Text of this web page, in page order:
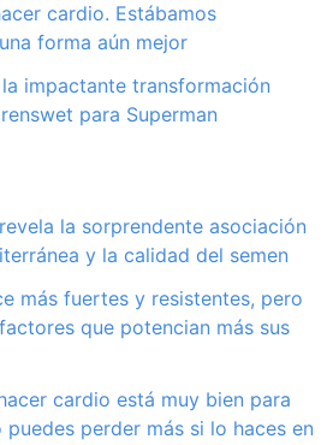
cardio. Estábamos
forma aún mejor
impactante transformación
para Superman
la sorprendente asociación
y la calidad del semen
más fuertes y resistentes, pero
que potencian más sus
cardio está muy bien para
perder más si lo haces en